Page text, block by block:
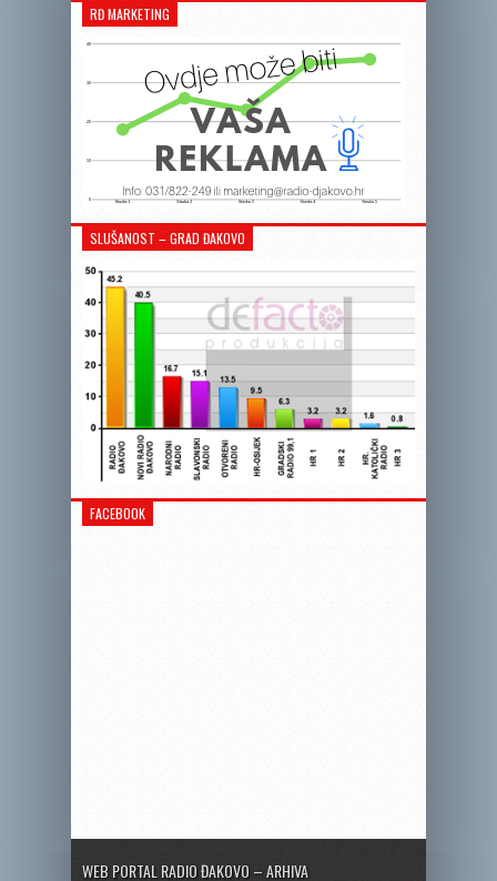
RĐ MARKETING
SLUŠANOST – GRAD ĐAKOVO
FACEBOOK
WEB PORTAL RADIO ĐAKOVO – ARHIVA